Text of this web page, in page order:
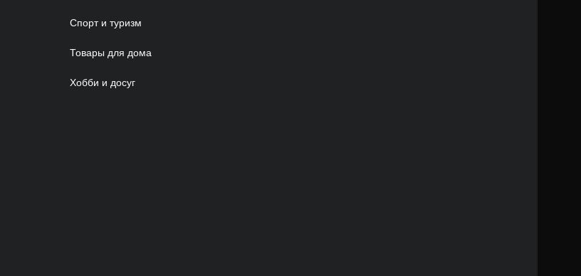
Спорт и туризм
Товары для дома
Хобби и досуг